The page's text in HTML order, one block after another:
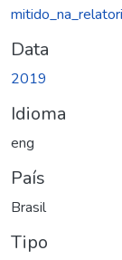
Data
2019
Idioma
eng
País
Brasil
Tipo